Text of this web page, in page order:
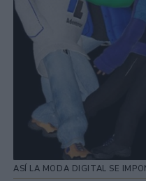
ASÍ LA MODA DIGITAL SE